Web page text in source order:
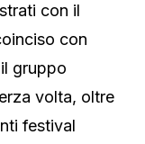
con il
con
gruppo
volta, oltre
festival